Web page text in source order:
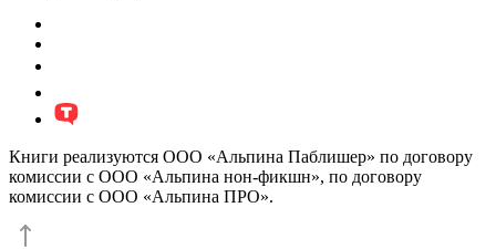
Книги реализуются ООО «Альпина Паблишер» по договору
комиссии с ООО «Альпина нон-фикшн», по договору
комиссии с ООО «Альпина ПРО».